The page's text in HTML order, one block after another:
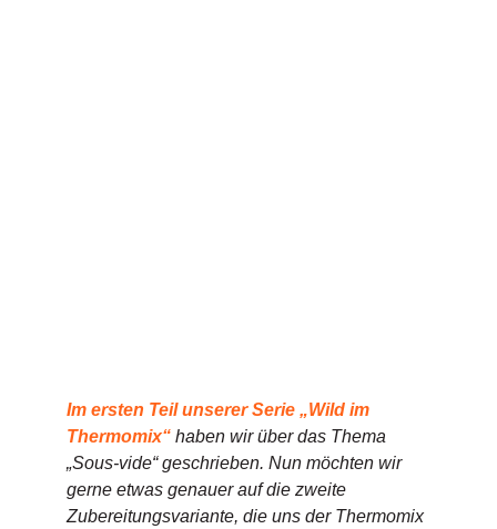
Im ersten Teil unserer Serie „Wild im
Thermomix“haben wir über das Thema
„Sous-vide“ geschrieben. Nun möchten wir
gerne etwas genauer auf die zweite
Zubereitungsvariante, die uns der Thermomix